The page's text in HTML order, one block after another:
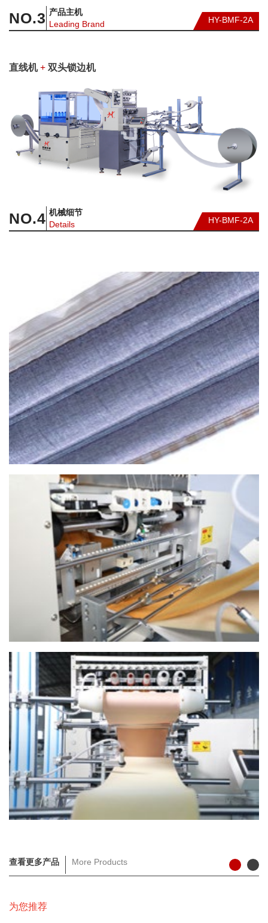
NO.3 产品主机
Leading Brand
HY-BMF-2A
直线机+ 双头锁边机
NO.4 机械细节
Details
HY-BMF-2A
查看更多产品 More Products
为您推荐